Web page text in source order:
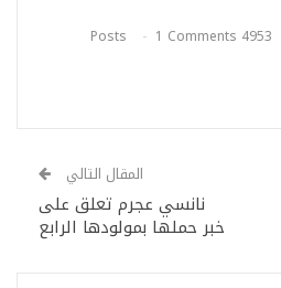
4953 Posts
1 Comments
المقال التالي
نانسي عجرم تعلق على
خبر حملها بمولودها الرابع